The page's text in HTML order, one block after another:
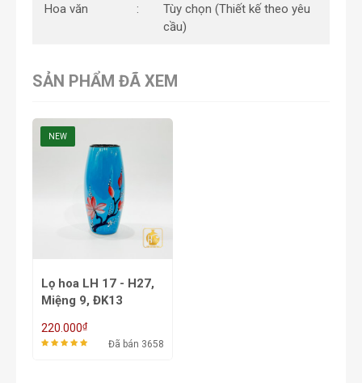
Hoa văn
Tùy chọn (Thiết kế theo yêu
cầu)
SẢN PHẨM ĐÃ XEM
NEW
Lọ hoa LH 17 - H27,
Miệng 9, ĐK13
220.000₫
Đã bán 3658